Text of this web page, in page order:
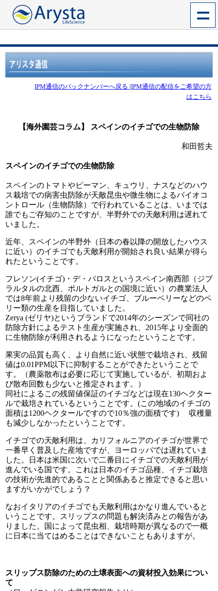
IPM通信のバックナンバーへ戻る |IPM通信の配信をご希望の方
はこちら
【海外園芸コラム】 スペインのイチゴでの生物防除
和田哲夫
スペインのイチゴでの生物防除
スペインのトマトやピーマン、キュウリ、ナスなどのハウ
ス栽培での病害虫防除が天敵昆虫や微生物によるバイオコ
ントロール（生物防除）で行われていることは、いまでは
誰でもご存知のことですが、半野外での天敵利用は遅れて
いました。
近年、スペインの半野外（日本の春以降の開放したハウス
に近い）のイチゴでも天敵利用が開始され良い結果が得ら
れたということです。
フレソン(イチゴ)・デ・パロスというスペイン南西部（ジブ
ラルタルの北西、ポルトガルとの国境に近い）の農業法人
では8年前より残留の少ないイチゴ、ブルーベリーなどのベ
リー類の生産を目指していました。
Zerya (ゼリヤ)というブランドで2014年のシーズンで同社の
防除方針によるテスト生産が実施され、2015年より全面的
に生物防除が利用されるようになったということです。
果実の品質も高く、より自然に近い状態で栽培され、残留
値は0.01PPM以下に抑制することができたということで
す。（農薬散布は必要に応じて実施しているが、初期およ
び散布回数も少ないと推定されます。）
同社によるこの残留値保証のイチゴなどは現在130ヘクター
ルで栽培されているということです。(この地域のイチゴの
面積は1200ヘクタールですので10％強の面積です) 収穫量
も減少しなかったということです。
イチゴでの天敵利用は、カリフォルニアのイチゴが世界で
一番早く普及した産地ですが、ヨーロッパでは遅れていま
した。日本は米国に次いで二番目にイチゴでの天敵利用が
進んでいる国です。これは日本のイチゴ品種、イチゴ栽培
の技術が先進的であることと関係あると推定できると思い
ますがいかがでしょう？
なおイタリアのイチゴでも天敵利用はかなり進んでいると
いうことです。スリップスの問題も解決済みとの報告があ
りました。国によって昆虫相、栽培時期が異なるので一概
に日本に当てはめることはできないこともありますが。
スリップス防除のための土壌表面への資材投入効果につい
て